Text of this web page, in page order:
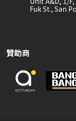
Fuk St., San
贊助商